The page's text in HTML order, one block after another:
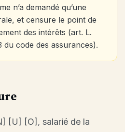
n’a demandé qu’une
et censure le point de
des intérêts (art. L.
du code des assurances).
[U] [O], salarié de la